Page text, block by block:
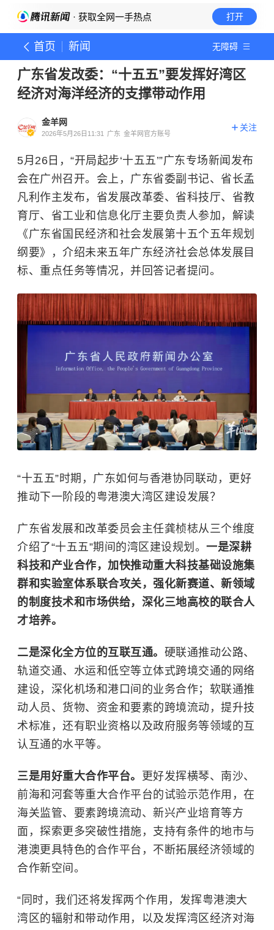
· 获取全网一手热点 打开
首页 新闻 无障碍
广东省发改委：“十五五”要发挥好湾区
经济对海洋经济的支撑带动作用
金羊网
2026年5月26日11:31 广东 金羊网官方账号
关注
5月26日，“开局起步‘十五五’”广东专场新闻发布
会在广州召开。会上，广东省委副书记、省长孟
凡利作主发布，省发展改革委、省科技厅、省教
育厅、省工业和信息化厅主要负责人参加，解读
《广东省国民经济和社会发展第十五个五年规划
纲要》，介绍未来五年广东经济社会总体发展目
标、重点任务等情况，并回答记者提问。
“十五五”时期，广东如何与香港协同联动，更好
推动下一阶段的粤港澳大湾区建设发展？
广东省发展和改革委员会主任龚桢梽从三个维度
介绍了“十五五”期间的湾区建设规划。 一是深耕
科技和产业合作，加快推动重大科技基础设施集
群和实验室体系联合攻关，强化新赛道、新领域
的制度技术和市场供给，深化三地高校的联合人
才培养。
二是深化全方位的互联互通。 硬联通推动公路、
轨道交通、水运和低空等立体式跨境交通的网络
建设，深化机场和港口间的业务合作；软联通推
动人员、货物、资金和要素的跨境流动，提升技
术标准，还有职业资格以及政府服务等领域的互
认互通的水平等。
三是用好重大合作平台。
更好发挥横琴、南沙、
前海和河套等重大合作平台的试验示范作用，在
海关监管、要素跨境流动、新兴产业培育等方
面，探索更多突破性措施，支持有条件的地市与
港澳更具特色的合作平台，不断拓展经济领域的
合作新空间。
“同时，我们还将发挥两个作用，发挥粤港澳大
湾区的辐射和带动作用，以及发挥湾区经济对海